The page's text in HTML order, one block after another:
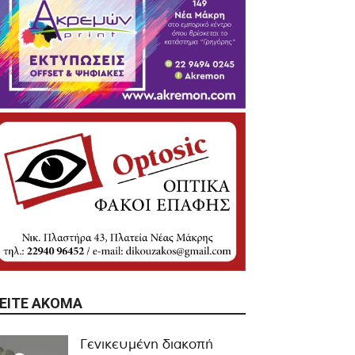
ΑΚΌΜΑ
Γενικευμένη διακοπή